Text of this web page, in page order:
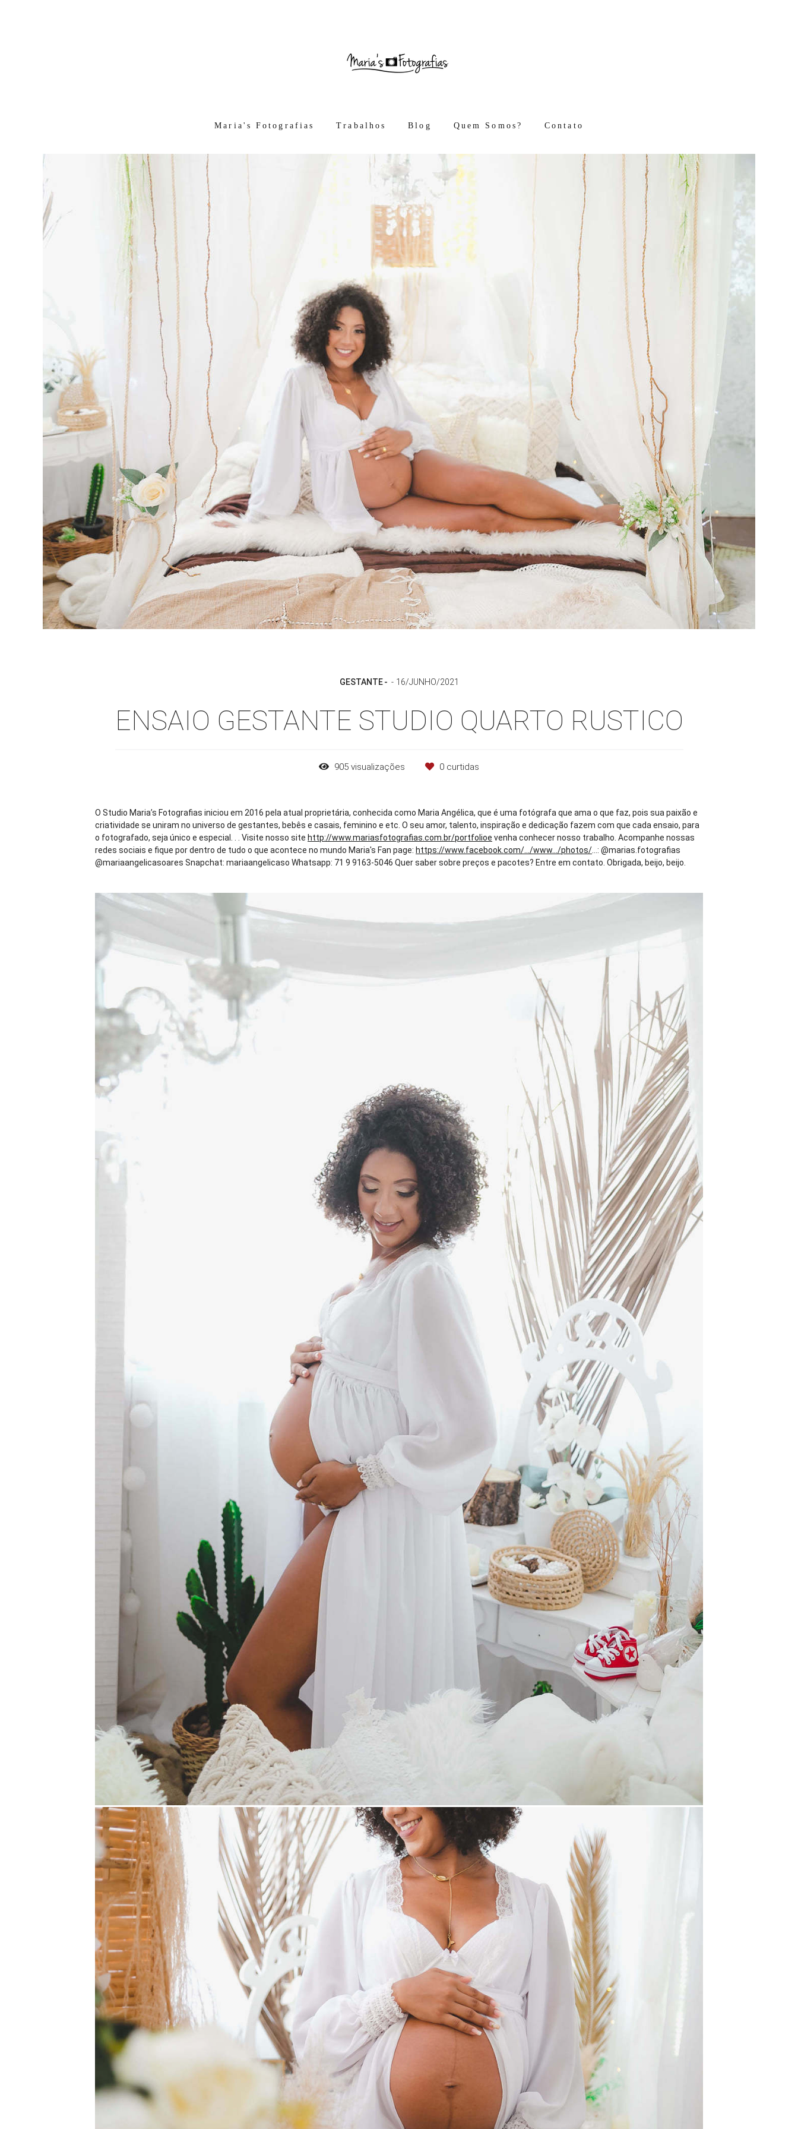
Maria's Fotografias Trabalhos Blog Quem Somos? Contato
GESTANTE 16/JUNHO/2021
ENSAIO GESTANTE STUDIO QUARTO RUSTICO
905 visualizações 0 curtidas
O Studio Maria’s Fotografias iniciou em 2016 pela atual proprietária, conhecida como Maria Angélica, que é uma fotógrafa que ama o que faz, pois sua paixão e
criatividade se uniram no universo de gestantes, bebês e casais, feminino e etc. O seu amor, talento, inspiração e dedicação fazem com que cada ensaio, para
o fotografado, seja único e especial. . . Visite nosso site http://www.mariasfotografias.com.br/portfolioe venha conhecer nosso trabalho. Acompanhe nossas
redes sociais e fique por dentro de tudo o que acontece no mundo Maria's Fan page: https://www.facebook.com/.../www.../photos/ ...: @marias.fotografias
@mariaangelicasoares Snapchat: mariaangelicaso Whatsapp: 71 9 9163-5046 Quer saber sobre preços e pacotes? Entre em contato. Obrigada, beijo, beijo.